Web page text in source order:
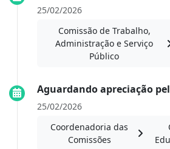
25/02/2026
Comissão de Trabalho,
Administração e Serviço
Público
Aguardando apreciação
25/02/2026
Coordenadoria das
Comissões